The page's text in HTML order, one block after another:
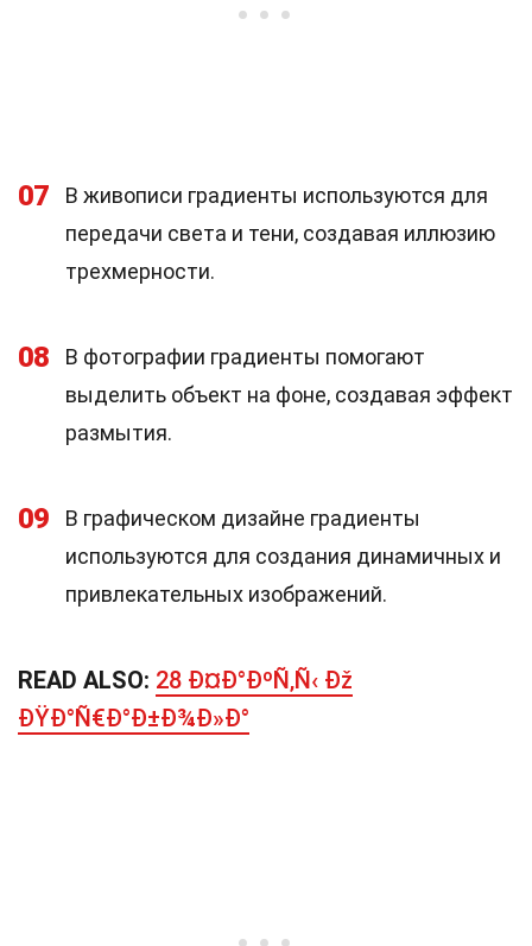
07
В живописи градиенты используются для
передачи света и тени, создавая иллюзию
трехмерности.
08
В фотографии градиенты помогают
выделить объект на фоне, создавая эффект
размытия.
09
В графическом дизайне градиенты
используются для создания динамичных и
привлекательных изображений.
READ ALSO: 28 Ð¤Ð°ÐºÑ‚Ñ‹ Ðž
ÐŸÐ°Ñ€Ð°Ð±Ð¾Ð»Ð°